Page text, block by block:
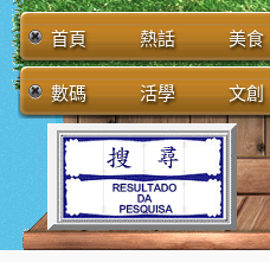
首頁 熱話 美食
數碼 活學 文創